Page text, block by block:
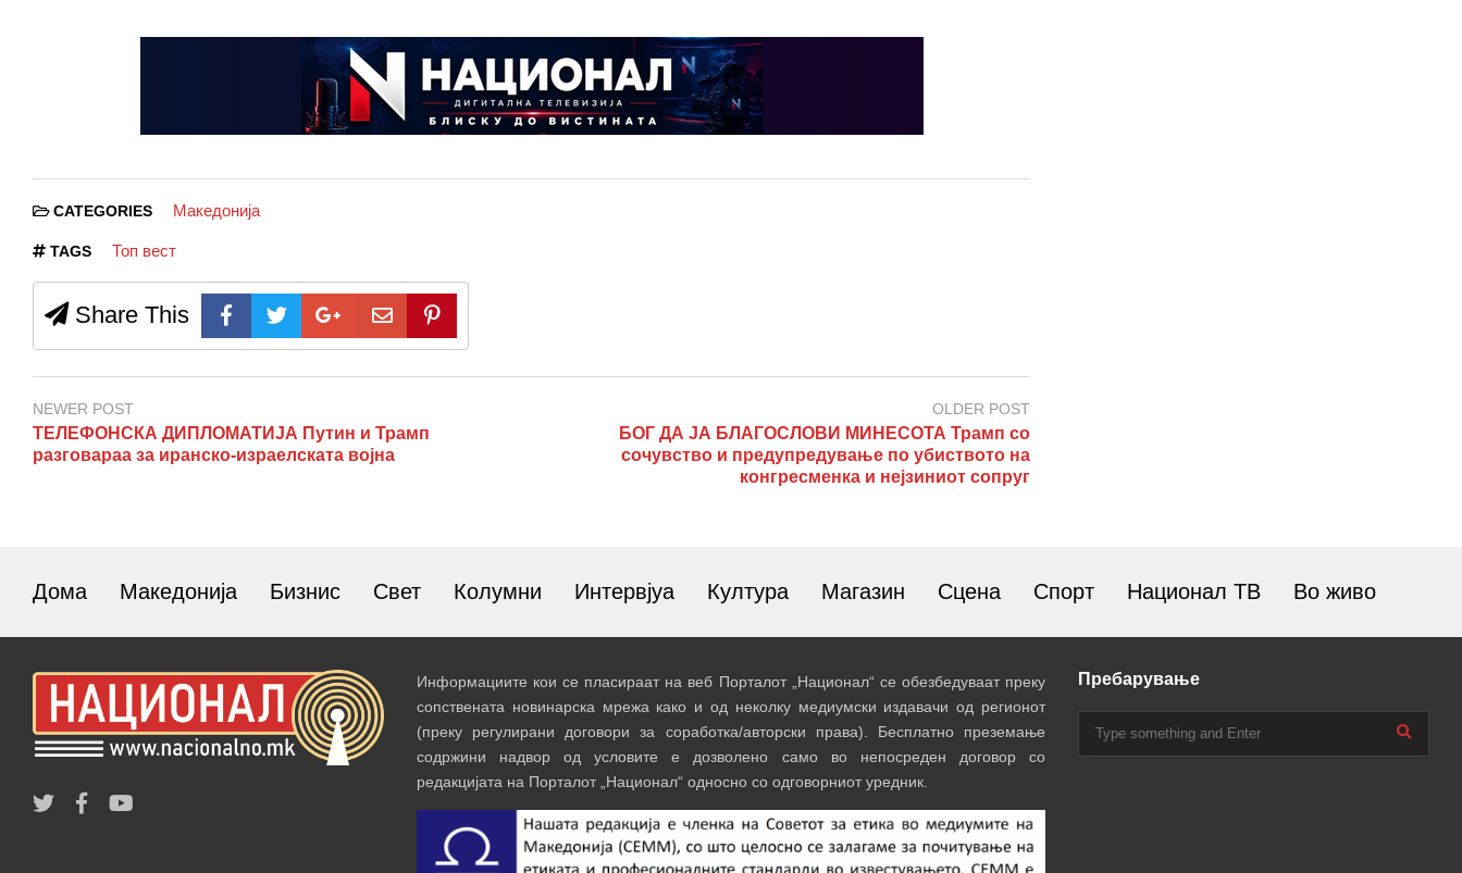
CATEGORIES Македонија
TAGS Топ вест
Share This
NEWER POST
ТЕЛЕФОНСКА ДИПЛОМАТИЈА Путин и Трамп
разговараа за иранско-израелската војна
OLDER POST
БОГ ДА ЈА БЛАГОСЛОВИ МИНЕСОТА Трамп со
сочувство и предупредување по убиството на
конгресменка и нејзиниот сопруг
Дома Македонија Бизнис Свет Колумни Интервјуа Култура Магазин Сцена Спорт Национал ТВ Во живо
Информациите кои се пласираат на веб Порталот „Национал“ се обезбедуваат преку
сопствената новинарска мрежа како и од неколку медиумски издавачи од регионот
(преку регулирани договори за соработка/авторски права). Бесплатно преземање
содржини надвор од условите е дозволено само во непосреден договор со
редакцијата на Порталот „Национал“ односно со одговорниот уредник.
Пребарување